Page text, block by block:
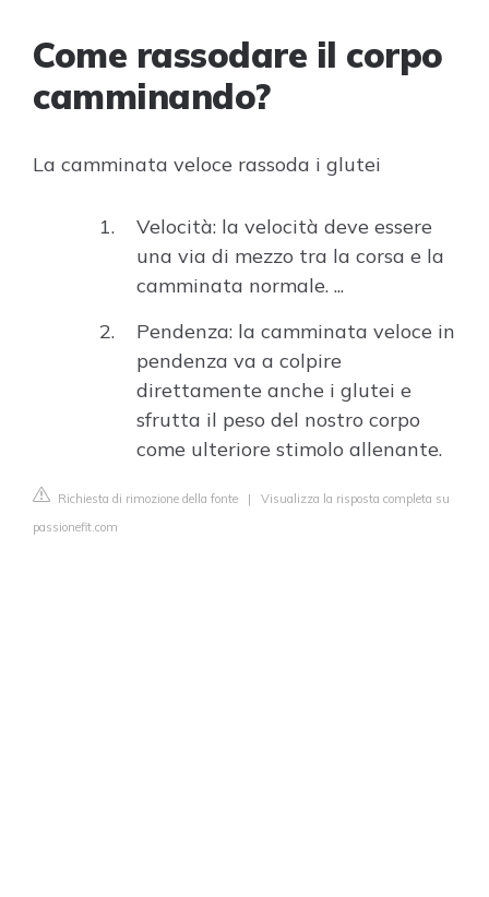
Come rassodare il corpo
camminando?
La camminata veloce rassoda i glutei
Velocità: la velocità deve essere
una via di mezzo tra la corsa e la
camminata normale. ...
Pendenza: la camminata veloce in
pendenza va a colpire
direttamente anche i glutei e
sfrutta il peso del nostro corpo
come ulteriore stimolo allenante.
Richiesta di rimozione della fonte | Visualizza la risposta completa su
passionefit.com